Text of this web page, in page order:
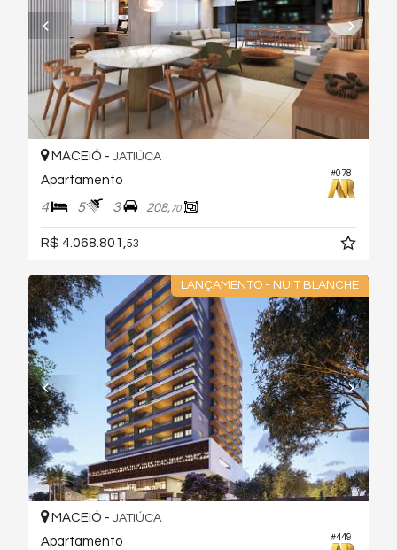
#078
MACEIÓ - JATIÚCA
Apartamento
4 5 3 208,70
R$ 4.068.801, 53
LANÇAMENTO - NUIT BLANCHE
#449
MACEIÓ - JATIÚCA
Apartamento